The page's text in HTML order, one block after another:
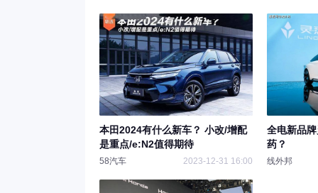
本田2024有什么新车？ 小改/增配
是重点/e:N2值得期待
58汽车 2023-12-31 16:00
全电新品
药？
线外邦